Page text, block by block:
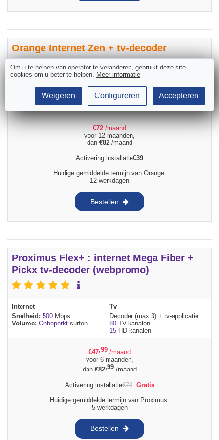
Orange Internet Zen + tv-decoder
Snelheid:400Mbps
Onbeperkt
Tv
Decoder (max 4) + tv-applicatie
70TV-kanalen
20HD-kanalen
€72 /maand
voor 12 maanden,
dan €82/maand
Activering installatie€39
Huidige gemiddelde termijn van Orange:
12 werkdagen
Bestellen
Proximus Flex+ : internet Mega Fiber +
Pickx tv-decoder (webpromo)
Internet
Snelheid: 500 Mbps
Volume: Onbeperkt surfen
Tv
Decoder (max 3) + tv-applicatie
80 TV-kanalen
15 HD-kanalen
€47,99 /maand
voor 6 maanden,
dan €82,99/maand
Activering installatie€79 Gratis
Huidige gemiddelde termijn van Proximus:
5 werkdagen
Bestellen
Om u te helpen van operator te veranderen, gebruikt deze site
cookies om u beter te helpen. Meer informatie
Weigeren Configureren Accepteren